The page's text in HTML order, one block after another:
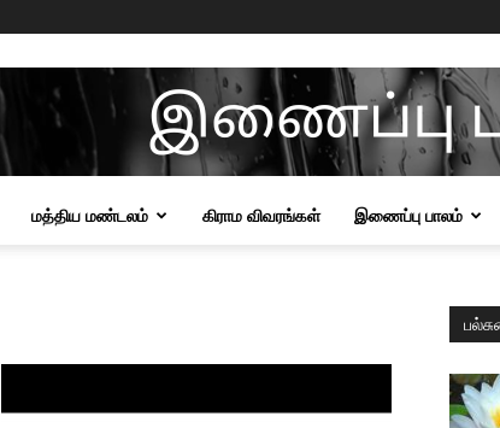
மத்திய மண்டலம் கிராம விவரங்கள் இணைப்பு பாலம்